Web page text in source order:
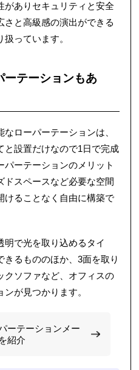
がありセキュリティと安全
さと高級感の演出ができる
っています。
ーテーションもあ
ローパーテーションは、
と設置だけなので1日で完成
パーテーションのメリット
ドスペースなど必要な空間
けることなく自由に構築で
明で光を取り込めるタイ
るもののほか、3面を取り
クソファなど、オフィスの
が見つかります。
ーテーションメー
紹介